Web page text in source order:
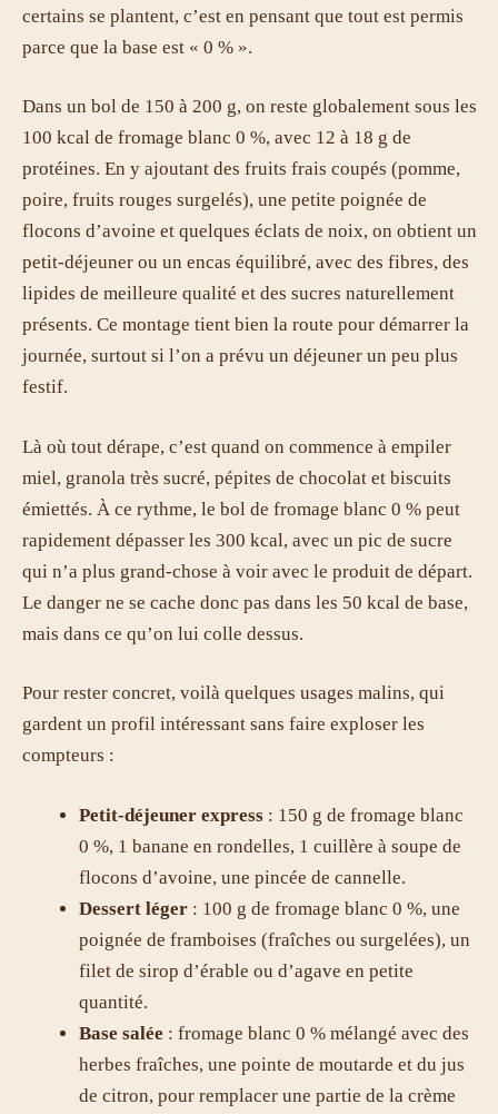
certains se plantent, c’est en pensant que tout est permis
parce que la base est « 0 % ».
Dans un bol de 150 à 200 g, on reste globalement sous les
100 kcal de fromage blanc 0 %, avec 12 à 18 g de
protéines. En y ajoutant des fruits frais coupés (pomme,
poire, fruits rouges surgelés), une petite poignée de
flocons d’avoine et quelques éclats de noix, on obtient un
petit-déjeuner ou un encas équilibré, avec des fibres, des
lipides de meilleure qualité et des sucres naturellement
présents. Ce montage tient bien la route pour démarrer la
journée, surtout si l’on a prévu un déjeuner un peu plus
festif.
Là où tout dérape, c’est quand on commence à empiler
miel, granola très sucré, pépites de chocolat et biscuits
émiettés. À ce rythme, le bol de fromage blanc 0 % peut
rapidement dépasser les 300 kcal, avec un pic de sucre
qui n’a plus grand-chose à voir avec le produit de départ.
Le danger ne se cache donc pas dans les 50 kcal de base,
mais dans ce qu’on lui colle dessus.
Pour rester concret, voilà quelques usages malins, qui
gardent un profil intéressant sans faire exploser les
compteurs :
Petit-déjeuner express : 150 g de fromage blanc
0 %, 1 banane en rondelles, 1 cuillère à soupe de
flocons d’avoine, une pincée de cannelle.
Dessert léger : 100 g de fromage blanc 0 %, une
poignée de framboises (fraîches ou surgelées), un
filet de sirop d’érable ou d’agave en petite
quantité.
Base salée : fromage blanc 0 % mélangé avec des
herbes fraîches, une pointe de moutarde et du jus
de citron, pour remplacer une partie de la crème